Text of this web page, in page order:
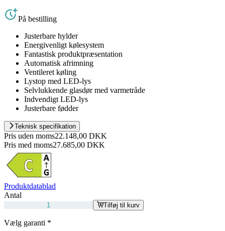
På bestilling
Justerbare hylder
Energivenligt kølesystem
Fantastisk produktpræsentation
Automatisk afrimning
Ventileret køling
Lystop med LED-lys
Selvlukkende glasdør med varmetråde
Indvendigt LED-lys
Justerbare fødder
Teknisk specifikation
Pris uden moms22.148,00 DKK
Pris med moms27.685,00 DKK
Produktdatablad
Antal
Tilføj til kurv
Vælg garanti *